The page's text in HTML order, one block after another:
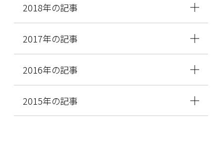
2018年の記事
2017年の記事
2016年の記事
2015年の記事